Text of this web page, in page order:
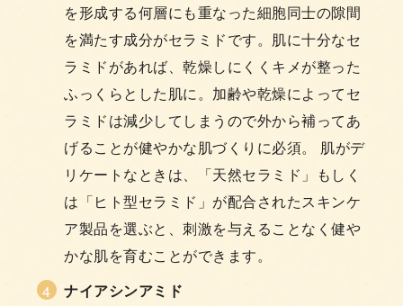
を形成する何層にも重なった細胞同士の隙間
を満たす成分がセラミドです。肌に十分なセ
ラミドがあれば、乾燥しにくくキメが整った
ふっくらとした肌に。加齢や乾燥によってセ
ラミドは減少してしまうので外から補ってあ
げることが健やかな肌づくりに必須。 肌がデ
リケートなときは、「天然セラミド」もしく
は「ヒト型セラミド」が配合されたスキンケ
ア製品を選ぶと、刺激を与えることなく健や
かな肌を育むことができます。
ナイアシンアミド